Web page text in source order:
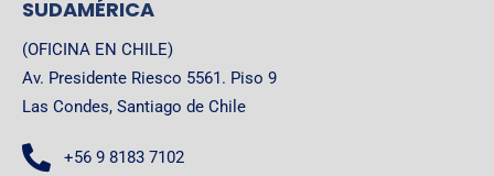
SUDAMÉRICA
(OFICINA EN CHILE)
Av. Presidente Riesco 5561. Piso 9
Las Condes, Santiago de Chile
+56 9 8183 7102